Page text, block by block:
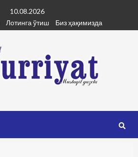
10.08.2026
Лотинга ўтиш Биз ҳақимизда